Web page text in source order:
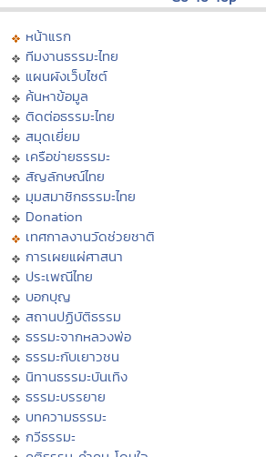
หน้าแรก
ทีมงานธรรมะไทย
แผนผังเว็บไซต์
ค้นหาข้อมูล
ติดต่อธรรมะไทย
สมุดเยี่ยม
เครือข่ายธรรมะ
สัญลักษณ์ไทย
มุมสมาชิกธรรมะไทย
Donation
เทศกาลงานวัดช่วยชาติ
การเผยแผ่ศาสนา
ประเพณีไทย
บอกบุญ
สถานปฏิบัติธรรม
ธรรมะจากหลวงพ่อ
ธรรมะกับเยาวชน
นิทานธรรมะบันเทิง
ธรรมะบรรยาย
บทความธรรมะ
กวีธรรมะ